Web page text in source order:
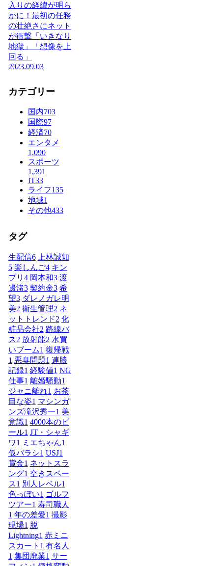
入りの経緯が明ら
かに！最初の任務
の壮絶さにネット
が衝撃「いきなり
地獄」「想像を上
回る」
2023.09.03
カテゴリー
国内703
国際97
経済70
エンタメ
1,090
スポーツ
1,391
IT33
ライフ135
地域1
その他433
タグ
生配信6
上林誠知
5 楽しんご4 キン
プリ 4 岡本和3 渡
邊渚3 契約金3 希
望3 ダレノガレ明
美2 衛生管理2 ネ
ットトレンド2 化
粧品会社2 路線バ
ス2 放射能2 水買
いブーム1 復帰戦
1 悪臭問題1 連勝
記録1 経験値1 NG
仕事1 離婚騒動1
ジャニ離れ1 お茶
目な姿1 マシンガ
ンズ滝沢秀一1 美
意識1 4000本のビ
ール1 JT・シャギ
ワ1 ミエちゃん1
仮バラシ1 USJ1
賞金1 ネットスラ
ング1 空きスペー
ス1 別人レベル1
色っぽい1 ゴルフ
ツアー1 寿司職人
1 年の差愛1 撮影
現場1 脱
Lightning1 赤ミニ
スカート 1 有名人
1 集団廃業1 サー